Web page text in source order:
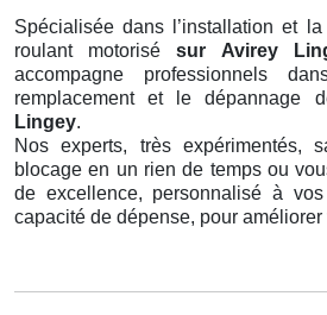
Spécialisée dans l’installation et
roulant motorisésur Avirey
accompagne professionnels
remplacement et le dépannage
Lingey.
Nos experts, très expérimentés,
blocage en un rien de temps ou
de excellence, personnalisé à
capacité de dépense, pour améliorer